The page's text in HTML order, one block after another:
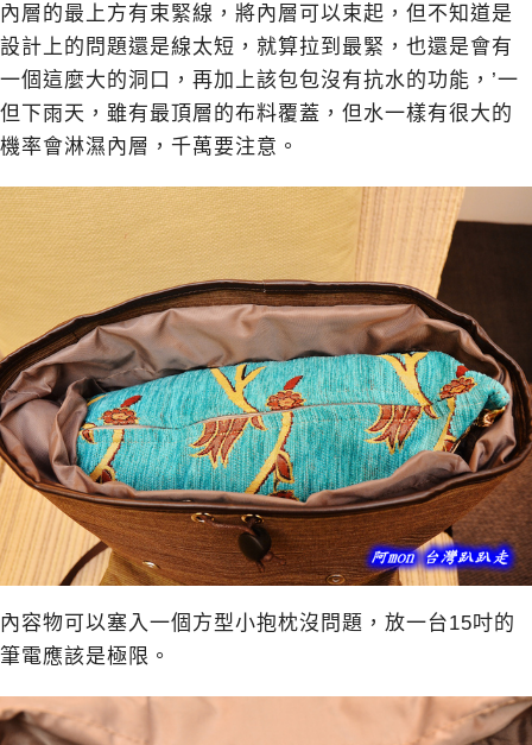
內層的最上方有束緊線，將內層可以束起，但不知道是
設計上的問題還是線太短，就算拉到最緊，也還是會有
一個這麼大的洞口，再加上該包包沒有抗水的功能，’一
但下雨天，雖有最頂層的布料覆蓋，但水一樣有很大的
機率會淋濕內層，千萬要注意。
內容物可以塞入一個方型小抱枕沒問題，放一台15吋的
筆電應該是極限。